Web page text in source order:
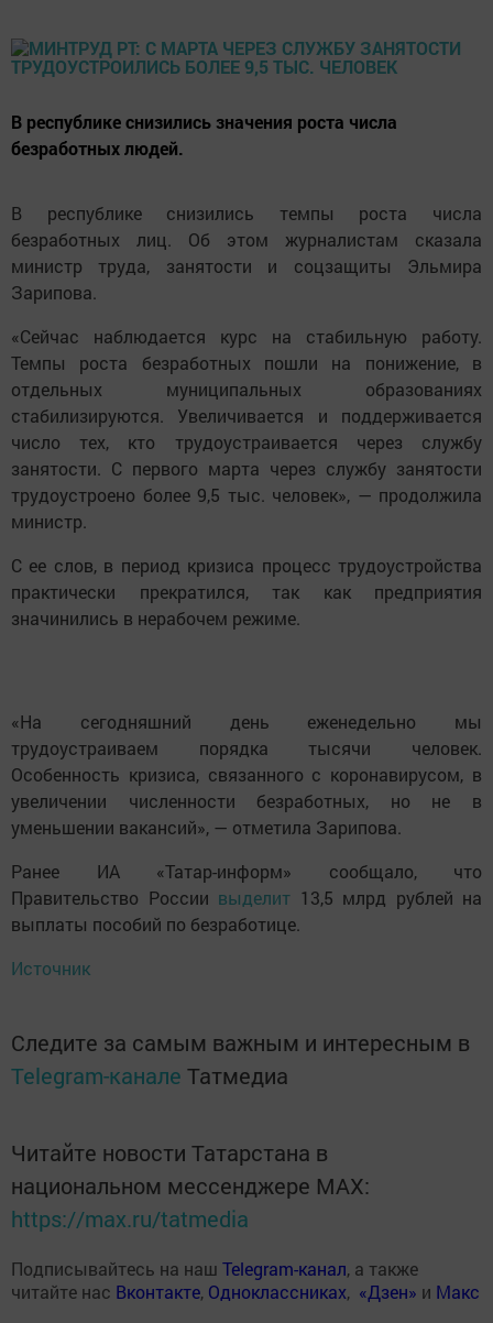
В республике снизились значения роста числа
безработных людей.
В республике снизились темпы роста числа
безработных лиц. Об этом журналистам сказала
министр труда, занятости и соцзащиты Эльмира
Зарипова.
«Сейчас наблюдается курс на стабильную работу.
Темпы роста безработных пошли на понижение, в
отдельных муниципальных образованиях
стабилизируются. Увеличивается и поддерживается
число тех, кто трудоустраивается через службу
занятости. С первого марта через службу занятости
трудоустроено более 9,5 тыс. человек», — продолжила
министр.
С ее слов, в период кризиса процесс трудоустройства
практически прекратился, так как предприятия
значинились в нерабочем режиме.
«На сегодняшний день еженедельно мы
трудоустраиваем порядка тысячи человек.
Особенность кризиса, связанного с коронавирусом, в
увеличении численности безработных, но не в
уменьшении вакансий», — отметила Зарипова.
Ранее ИА «Татар-информ» сообщало, что
Правительство России выделит 13,5 млрд рублей на
выплаты пособий по безработице.
Источник
Следите за самым важным и интересным в
Telegram-канале Татмедиа
Читайте новости Татарстана в
национальном мессенджере MАХ:
https://max.ru/tatmedia
Подписывайтесь на наш Telegram-канал, а также
читайте нас Вконтакте, Одноклассниках, «Дзен» и Макс